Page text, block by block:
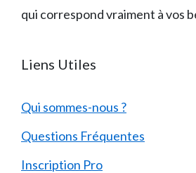
qui correspond vraiment à vos
Liens Utiles
Qui sommes-nous ?
Questions Fréquentes
Inscription Pro